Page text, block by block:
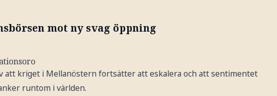
mot ny svag öppning
att kriget i Mellanöstern fortsätter att eskalera och att sentimentet
runtom i världen.